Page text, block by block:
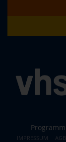
Programm
IMPRESSUM AGB